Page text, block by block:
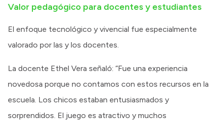
Valor pedagógico para docentes y estudiantes
El enfoque tecnológico y vivencial fue especialmente
valorado por las y los docentes.
La docente Ethel Vera señaló: “Fue una experiencia
novedosa porque no contamos con estos recursos en la
escuela. Los chicos estaban entusiasmados y
sorprendidos. El juego es atractivo y muchos